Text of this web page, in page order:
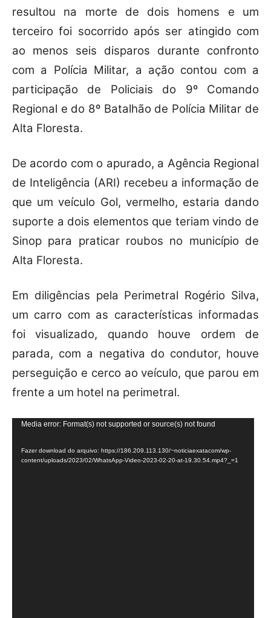
resultou na morte de dois homens e um
terceiro foi socorrido após ser atingido com
ao menos seis disparos durante confronto
com a Polícia Militar, a ação contou com a
participação de Policiais do 9º Comando
Regional e do 8º Batalhão de Polícia Militar de
Alta Floresta.
De acordo com o apurado, a Agência Regional
de Inteligência (ARI) recebeu a informação de
que um veículo Gol, vermelho, estaria dando
suporte a dois elementos que teriam vindo de
Sinop para praticar roubos no município de
Alta Floresta.
Em diligências pela Perimetral Rogério Silva,
um carro com as características informadas
foi visualizado, quando houve ordem de
parada, com a negativa do condutor, houve
perseguição e cerco ao veículo, que parou em
frente a um hotel na perimetral.
Media error: Format(s) not supported or source(s) not found
Fazer download do arquivo: https://186.209.113.130/~noticiaexatacom/wp-
content/uploads/2023/02/WhatsApp-Video-2023-02-20-at-19.30.54.mp4?_=1